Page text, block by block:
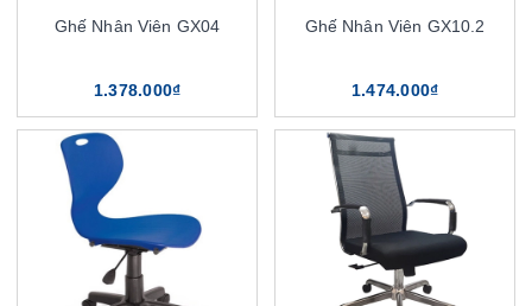
Ghế Nhân Viên GX04
1.378.000₫
Ghế Nhân Viên GX10.2
1.474.000₫